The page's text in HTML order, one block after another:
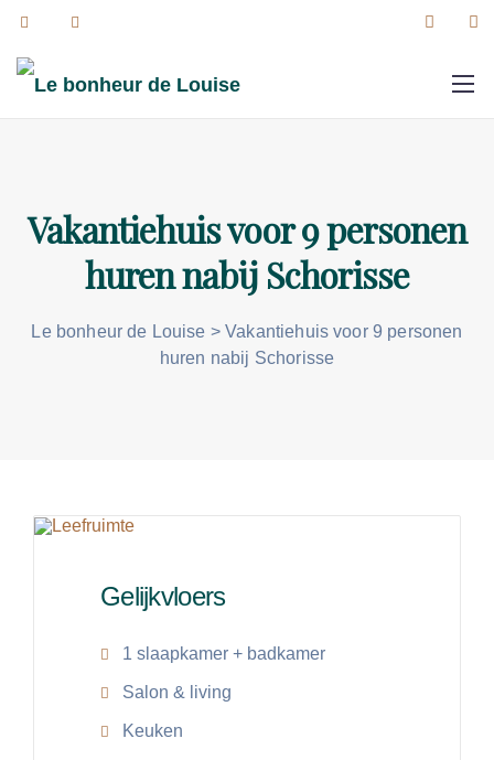
Vakantiehuis voor 9 personen
huren nabij Schorisse
Le bonheur de Louise >Vakantiehuis voor 9 personen
huren nabij Schorisse
Gelijkvloers
1 slaapkamer + badkamer
Salon & living
Keuken